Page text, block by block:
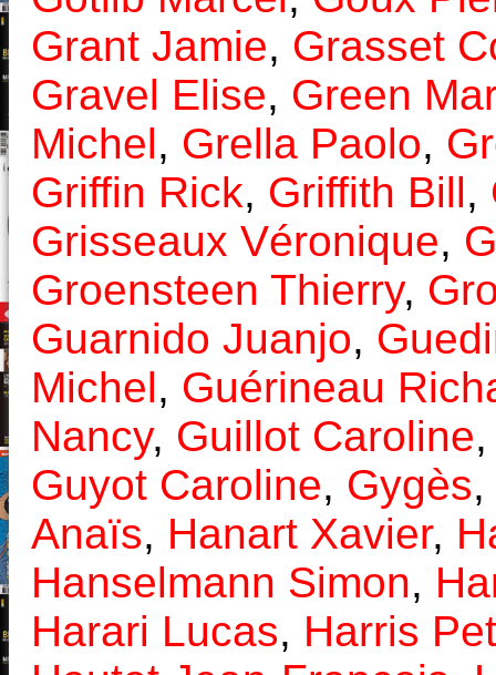
Grant Jamie, Grasset
Gravel Elise, Green
Michel, Grella Paolo,
Griffin Rick, Griffith Bill,
Grisseaux Véronique,
Groensteen Thierry,
Guarnido Juanjo,
Michel, Guérineau
Nancy, Guillot Caroline
Guyot Caroline, Gygès,
Anaïs, Hanart Xavier,
Hanselmann Simon,
Harari Lucas, Harris